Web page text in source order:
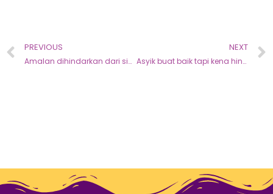
PREVIOUS
Amalan dihindarkan dari sihir di akhir zaman
NEXT
Asyik buat baik tapi kena hina, kena buli, tak dihargai?